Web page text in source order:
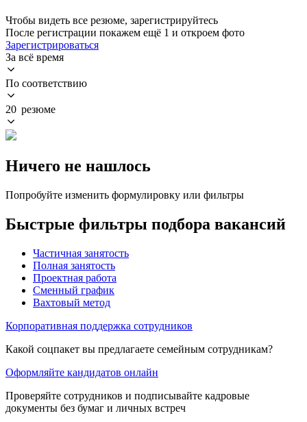
Чтобы видеть все резюме, зарегистрируйтесь
После регистрации покажем ещё 1 и откроем фото
Зарегистрироваться
За всё время
По соответствию
20 резюме
Ничего не нашлось
Попробуйте изменить формулировку или фильтры
Быстрые фильтры подбора вакансий
Частичная занятость
Полная занятость
Проектная работа
Сменный график
Вахтовый метод
Корпоративная поддержка сотрудников
Какой соцпакет вы предлагаете семейным сотрудникам?
Оформляйте кандидатов онлайн
Проверяйте сотрудников и подписывайте кадровые
документы без бумаг и личных встреч